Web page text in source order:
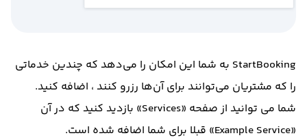
StartBooking به شما این امکان را می‌دهد که چندین خدماتی
را که مشتریان می‌توانند برای آن‌ها رزرو کنند ، اضافه کنید.
شما می توانید از صفحه «Services» بازدید کنید که در آن
«Example Service» قبلا برای شما اضافه شده است.